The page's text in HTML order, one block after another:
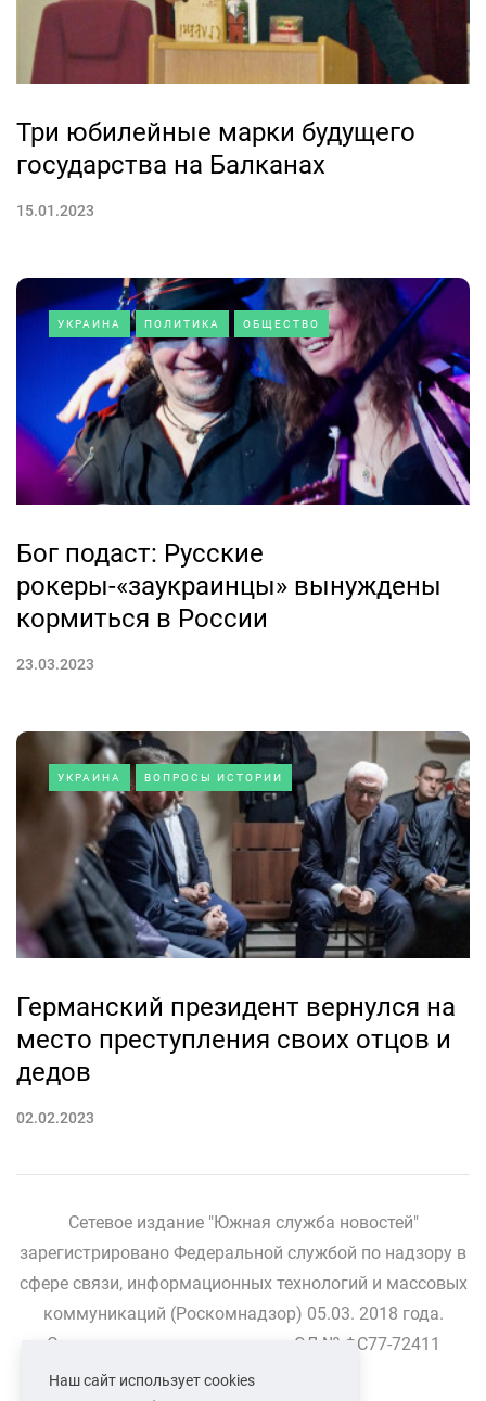
Три юбилейные марки будущего
государства на Балканах
15.01.2023
УКРАИНА ПОЛИТИКА ОБЩЕСТВО
Бог подаст: Русские
рокеры-«заукраинцы» вынуждены
кормиться в России
23.03.2023
УКРАИНА ВОПРОСЫ ИСТОРИИ
Германский президент вернулся на
место преступления своих отцов и
дедов
02.02.2023
Сетевое издание "Южная служба новостей"
зарегистрировано Федеральной службой по надзору в
сфере связи, информационных технологий и массовых
коммуникаций (Роскомнадзор) 05.03. 2018 года.
Свидетельство о регистрации ЭЛ № ФС77-72411
Наш сайт использует cookies